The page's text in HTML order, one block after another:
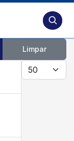
Limpar
Mostrar #